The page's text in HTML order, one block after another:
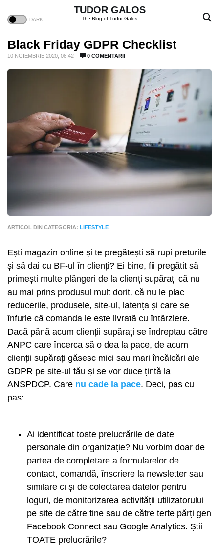
TUDOR GALOS
- The Blog of Tudor Galos -
Black Friday GDPR Checklist
10 NOIEMBRIE 2020, 08:42 0 COMENTARII
ARTICOL DIN CATEGORIA: LIFESTYLE
Ești magazin online și te pregătești să rupi prețurile
și să dai cu BF-ul în clienți? Ei bine, fii pregătit să
primești multe plângeri de la clienți supărați că nu
au mai prins produsul mult dorit, că nu le plac
reducerile, produsele, site-ul, latența și care se
înfurie că comanda le este livrată cu întârziere.
Dacă până acum clienții supărați se îndreptau către
ANPC care încerca să o dea la pace, de acum
clienții supărați găsesc mici sau mari încălcări ale
GDPR pe site-ul tău și se vor duce țintă la
ANSPDCP. Care nu cade la pace. Deci, pas cu
pas:
Ai identificat toate prelucrările de date
personale din organizație? Nu vorbim doar de
partea de completare a formularelor de
contact, comandă, înscriere la newsletter sau
similare ci și de colectarea datelor pentru
loguri, de monitorizarea activității utilizatorului
pe site de către tine sau de către terțe părți gen
Facebook Connect sau Google Analytics. Știi
TOATE prelucrările?